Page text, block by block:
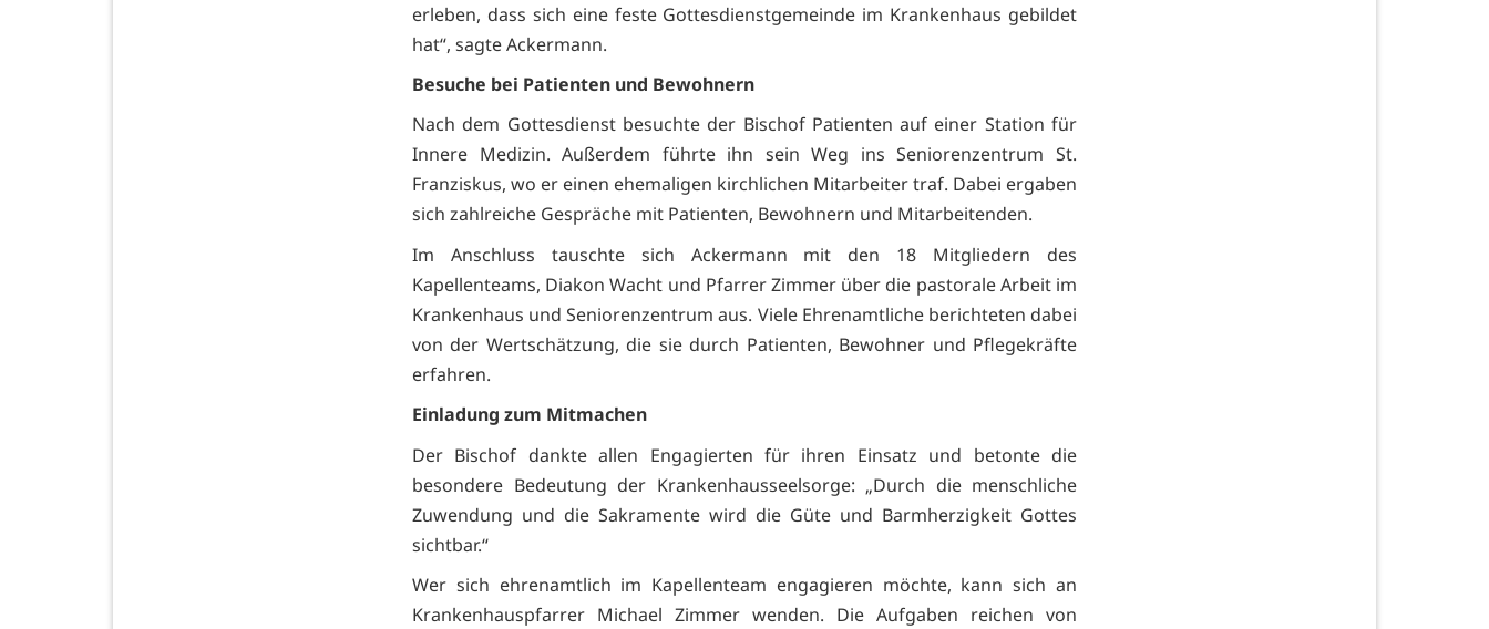
erleben, dass sich eine feste Gottesdienstgemeinde im Krankenhaus gebildet
hat“, sagte Ackermann.
Besuche bei Patienten und Bewohnern
Nach dem Gottesdienst besuchte der Bischof Patienten auf einer Station für
Innere Medizin. Außerdem führte ihn sein Weg ins Seniorenzentrum St.
Franziskus, wo er einen ehemaligen kirchlichen Mitarbeiter traf. Dabei ergaben
sich zahlreiche Gespräche mit Patienten, Bewohnern und Mitarbeitenden.
Im Anschluss tauschte sich Ackermann mit den 18 Mitgliedern des
Kapellenteams, Diakon Wacht und Pfarrer Zimmer über die pastorale Arbeit im
Krankenhaus und Seniorenzentrum aus. Viele Ehrenamtliche berichteten dabei
von der Wertschätzung, die sie durch Patienten, Bewohner und Pflegekräfte
erfahren.
Einladung zum Mitmachen
Der Bischof dankte allen Engagierten für ihren Einsatz und betonte die
besondere Bedeutung der Krankenhausseelsorge: „Durch die menschliche
Zuwendung und die Sakramente wird die Güte und Barmherzigkeit Gottes
sichtbar.“
Wer sich ehrenamtlich im Kapellenteam engagieren möchte, kann sich an
Krankenhauspfarrer Michael Zimmer wenden. Die Aufgaben reichen von